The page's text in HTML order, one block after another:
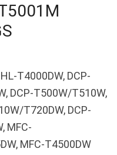
T4000DW, DCP-
DCP-T500W/T510W,
T720DW, DCP-
MFC-
MFC-T4500DW